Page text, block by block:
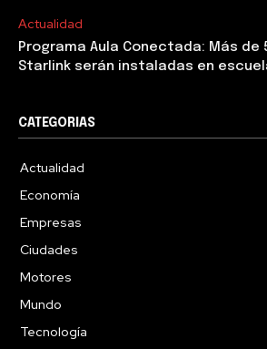
Actualidad
Programa Aula Conectada: Más de
Starlink serán instaladas en
CATEGORIAS
Actualidad
Economía
Empresas
Ciudades
Motores
Mundo
Tecnología